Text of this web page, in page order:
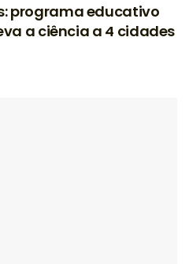
programa educativo
a ciência a 4 cidades